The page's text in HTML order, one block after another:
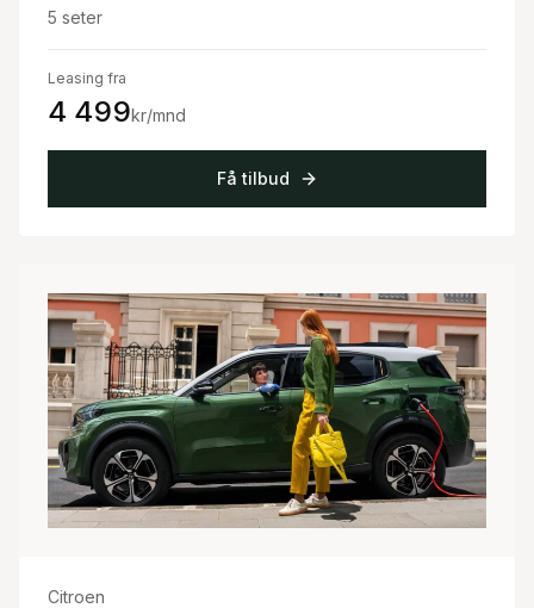
5 seter
Leasing fra
4 499kr/mnd
Få tilbud
Citroen